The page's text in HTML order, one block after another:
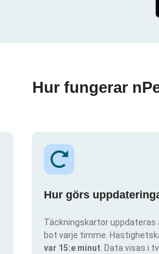
Hur fungerar
Hur görs
Täckningskartor
bot varje timme.
var 15:e minut . Data visas i